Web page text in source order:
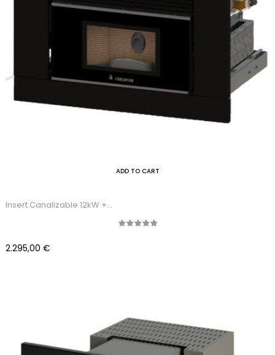
ADD TO CART
Insert Canalizable 12kW +...
Precio
2.295,00 €